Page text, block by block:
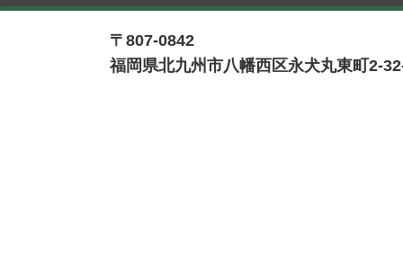
〒807-0842
福岡県北九州市八幡西区永犬丸東町2-